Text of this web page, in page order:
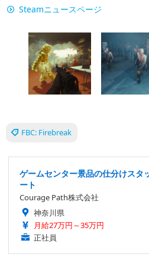
ドライナーになること……など。
Steamニュースページ
FBC: Firebreak
ゲームセンター景品の仕分けスタ
ート
Courage Path株式会社
神奈川県
月給27万円～35万円
正社員